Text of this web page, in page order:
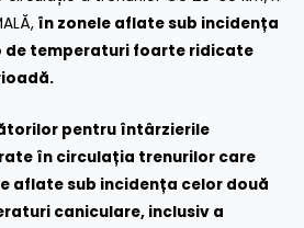
în zonele aflate sub incidența
de temperaturi foarte ridicate
pentru întârzierile
în circulația trenurilor care
aflate sub incidența celor două
caniculare, inclusiv a